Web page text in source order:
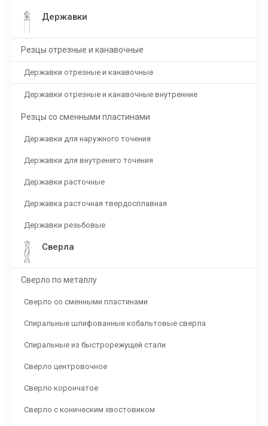
Державки
Резцы отрезные и канавочные
Державки отрезные и канавочные
Державки отрезные и канавочные внутренние
Резцы со сменными пластинами
Державки для наружного точения
Державки для внутренего точения
Державки расточные
Державка расточная твердосплавная
Державки резьбовые
Сверла
Сверло по металлу
Сверло со сменными пластинами
Спиральные шлифованные кобальтовые сверла
Спиральные из быстрорежущей стали
Сверло центровочное
Сверло корончатое
Сверло с коническим хвостовиком